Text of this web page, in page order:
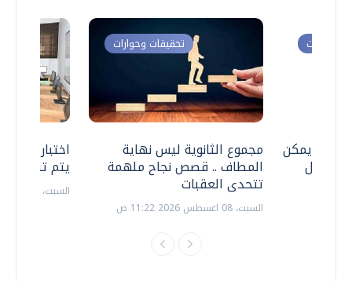
اختبارات
يتم
السبت، 18 يوليو 2026 09:22 ص
تحقيقات وحوارات
مجموع الثانوية ليس نهاية
المطاف .. قصص نجاح ملهمة
تتحدى العقبات
السبت، 08 اغسطس 2026 11:22 ص
وحوارات
.. هل يمكن
نتعامل